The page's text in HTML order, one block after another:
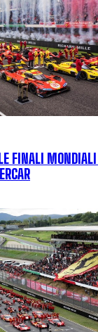
FINALI